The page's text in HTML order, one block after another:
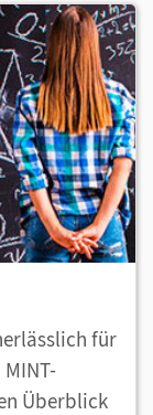
für
Überblick